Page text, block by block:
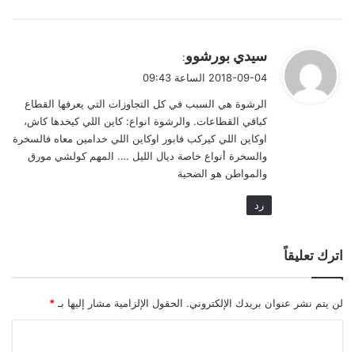
ي
ل
سيدي بورشوو:
2018-09-04 الساعة 09:43
الرشوة هي السبب في كل التجاوزات التي يعرفها القطاع
كباقي القطاعات. والرشوة انواع: كاين اللي كيخدها كاش،
اوكاين اللي كيركب فابور اوكاين اللي خدامين معاه فالسخرة
والسخرة أنواع خاصة ديال الليل …. المهم كولشي مورق
والمواطن هو الضحية
رد
اترك تعليقاً
لن يتم نشر عنوان بريدك الإلكتروني. الحقول الإلزامية مشار إليها بـ *